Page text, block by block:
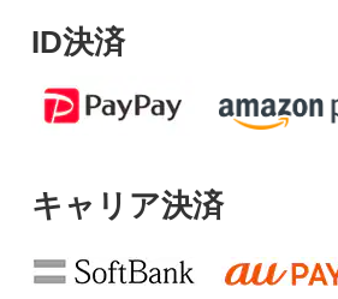
ID決済
キャリア決済